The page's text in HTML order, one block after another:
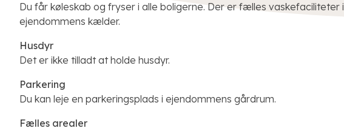
Du får køleskab og fryser i alle boligerne. Der er fælles vaskefaciliteter i
ejendommens kælder.
Husdyr
Det er ikke tilladt at holde husdyr.
Parkering
Du kan leje en parkeringsplads i ejendommens gårdrum.
Fælles arealer